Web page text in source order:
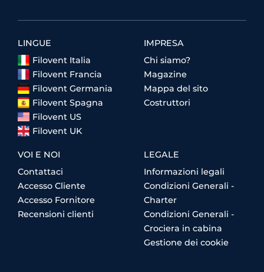
LINGUE
Filovent Italia
Filovent Francia
Filovent Germania
Filovent Spagna
Filovent US
Filovent UK
IMPRESA
Chi siamo?
Magazine
Mappa del sito
Costruttori
VOI E NOI
Contattaci
Accesso Cliente
Accesso Fornitore
Recensioni clienti
LEGALE
Informazioni legali
Condizioni Generali -
Charter
Condizioni Generali -
Crociera in cabina
Gestione dei cookie